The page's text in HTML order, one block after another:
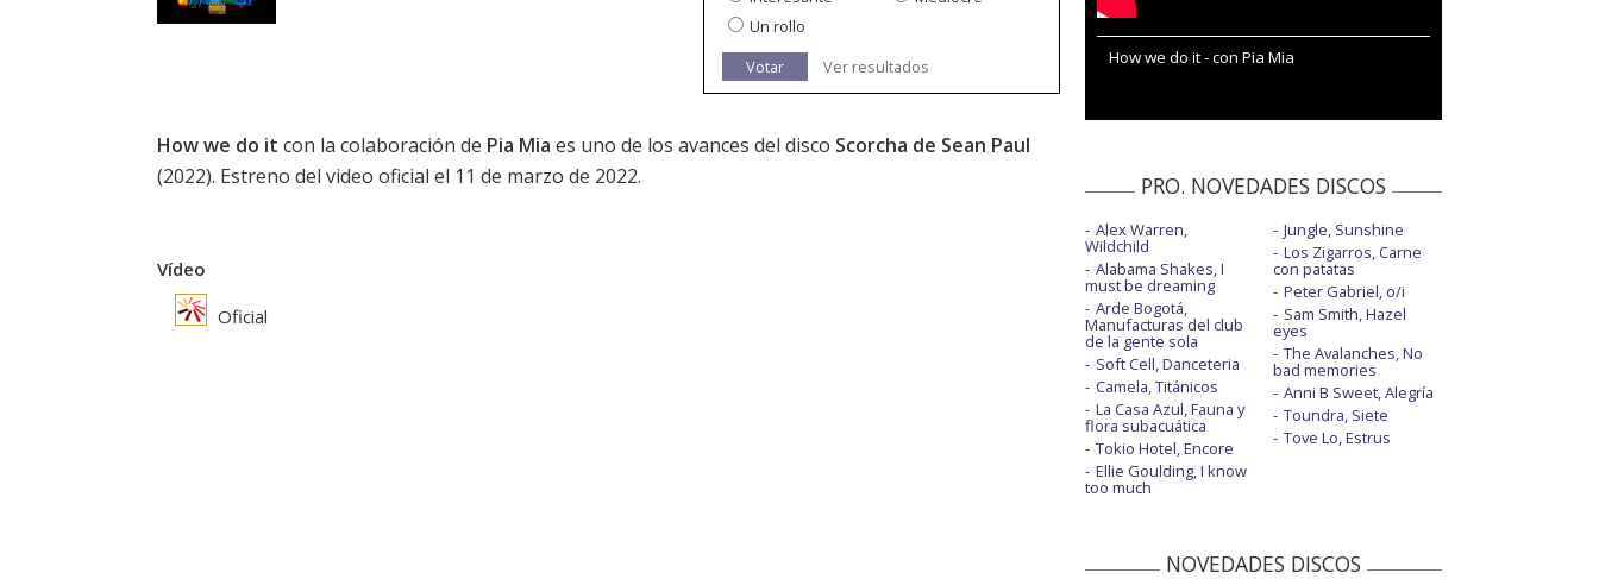
Un rollo
Votar
Ver resultados
How we do it con la colaboración de Pia Mia es uno de los avances del disco Scorcha de Sean Paul
(2022). Estreno del video oficial el 11 de marzo de 2022.
Vídeo
Oficial
How we do it - con Pia Mia
PRO. NOVEDADES DISCOS
Alex Warren,
Wildchild
Alabama Shakes, I
must be dreaming
Arde Bogotá,
Manufacturas del club
de la gente sola
Soft Cell, Danceteria
Camela, Titánicos
La Casa Azul, Fauna y
flora subacuática
Tokio Hotel, Encore
Ellie Goulding, I know
too much
Jungle, Sunshine
Los Zigarros, Carne
con patatas
Peter Gabriel, o/i
Sam Smith, Hazel
eyes
The Avalanches, No
bad memories
Anni B Sweet, Alegría
Toundra, Siete
Tove Lo, Estrus
NOVEDADES DISCOS